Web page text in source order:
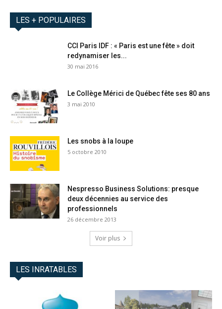
LES + POPULAIRES
CCI Paris IDF : « Paris est une fête » doit
redynamiser les...
30 mai 2016
Le Collège Mérici de Québec fête ses 80 ans
3 mai 2010
Les snobs à la loupe
5 octobre 2010
Nespresso Business Solutions: presque
deux décennies au service des
professionnels
26 décembre 2013
Voir plus
LES INRATABLES